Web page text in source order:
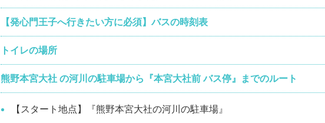
【発心門王子へ行きたい方に必須】バスの時刻表
トイレの場所
熊野本宮大社 の河川の駐車場から『本宮大社前 バス停』までのルート
【スタート地点】『熊野本宮大社の河川の駐車場』